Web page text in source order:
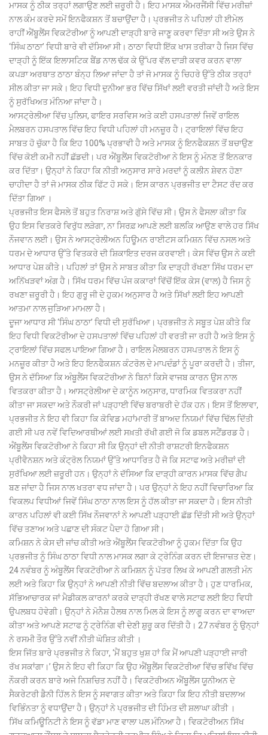
ਮਾਸਕ ਨੂੰ ਠੀਕ ਤਰ੍ਹਾਂ ਲਗਾਉਣ ਲਈ ਜ਼ਰੂਰੀ ਹੈ। ਇਹ ਮਾਸਕ ਐਮਰਜੈਂਸੀ ਵਿੱਚ ਮਰੀਜ਼ਾਂ
ਨਾਲ ਕੰਮ ਕਰਦੇ ਸਮੇਂ ਇਨਫੈਕਸ਼ਨ ਤੋਂ ਬਚਾਉਂਦਾ ਹੈ। ਪ੍ਰਭਜੀਤ ਨੇ ਪਹਿਲਾਂ ਹੀ ਈਮੇਲ
ਰਾਹੀਂ ਐਂਬੂਲੈਂਸ ਵਿਕਟੋਰੀਆ ਨੂੰ ਆਪਣੀ ਦਾੜ੍ਹੀ ਬਾਰੇ ਜਾਣੂ ਕਰਵਾ ਦਿੱਤਾ ਸੀ ਅਤੇ ਉਸ ਨੇ
‘ਸਿੰਘ ਠਾਠਾ’ ਵਿਧੀ ਬਾਰੇ ਵੀ ਦੱਸਿਆ ਸੀ। ਠਾਠਾ ਵਿਧੀ ਇੱਕ ਖਾਸ ਤਰੀਕਾ ਹੈ ਜਿਸ ਵਿੱਚ
ਦਾੜ੍ਹੀ ਨੂੰ ਇੱਕ ਇਲਾਸਟਿਕ ਬੈਂਡ ਨਾਲ ਢੱਕ ਕੇ ਉੱਪਰ ਵੱਲ ਦਾੜੀ ਕਵਰ ਕਰਨ ਵਾਲਾ
ਕਪੜਾ ਅਰਥਾਤ ਠਾਠਾ ਬੰਨ੍ਹ ਲਿਆ ਜਾਂਦਾ ਹੈ ਤਾਂ ਜੋ ਮਾਸਕ ਨੂੰ ਚਿਹਰੇ ਉੱਤੇ ਠੀਕ ਤਰ੍ਹਾਂ
ਸੀਲ ਕੀਤਾ ਜਾ ਸਕੇ। ਇਹ ਵਿਧੀ ਦੁਨੀਆ ਭਰ ਵਿੱਚ ਸਿੱਖਾਂ ਲਈ ਵਰਤੀ ਜਾਂਦੀ ਹੈ ਅਤੇ ਇਸ
ਨੂੰ ਸੁਰੱਖਿਅਤ ਮੰਨਿਆ ਜਾਂਦਾ ਹੈ।
ਆਸਟ੍ਰੇਲੀਆ ਵਿੱਚ ਪੁਲਿਸ, ਫਾਇਰ ਸਰਵਿਸ ਅਤੇ ਕਈ ਹਸਪਤਾਲਾਂ ਜਿਵੇਂ ਰਾਇਲ
ਮੈਲਬਰਨ ਹਸਪਤਾਲ ਵਿੱਚ ਇਹ ਵਿਧੀ ਪਹਿਲਾਂ ਹੀ ਮਨਜ਼ੂਰ ਹੈ। ਟ੍ਰਾਇਲਾਂ ਵਿੱਚ ਇਹ
ਸਾਬਤ ਹੋ ਚੁੱਕਾ ਹੈ ਕਿ ਇਹ 100% ਪ੍ਰਭਾਵੀ ਹੈ ਅਤੇ ਮਾਸਕ ਨੂੰ ਇਨਫੈਕਸ਼ਨ ਤੋਂ ਬਚਾਉਣ
ਵਿੱਚ ਕੋਈ ਕਮੀ ਨਹੀਂ ਛੱਡਦੀ। ਪਰ ਐਂਬੂਲੈਂਸ ਵਿਕਟੋਰੀਆ ਨੇ ਇਸ ਨੂੰ ਮੰਨਣ ਤੋਂ ਇਨਕਾਰ
ਕਰ ਦਿੱਤਾ। ਉਨ੍ਹਾਂ ਨੇ ਕਿਹਾ ਕਿ ਨੀਤੀ ਅਨੁਸਾਰ ਸਾਰੇ ਮਰਦਾਂ ਨੂੰ ਕਲੀਨ ਸ਼ੇਵਨ ਹੋਣਾ
ਚਾਹੀਦਾ ਹੈ ਤਾਂ ਜੋ ਮਾਸਕ ਠੀਕ ਫਿੱਟ ਹੋ ਸਕੇ। ਇਸ ਕਾਰਨ ਪ੍ਰਭਜੀਤ ਦਾ ਟੈਸਟ ਰੱਦ ਕਰ
ਦਿੱਤਾ ਗਿਆ ।
ਪ੍ਰਭਜੀਤ ਇਸ ਫੈਸਲੇ ਤੋਂ ਬਹੁਤ ਨਿਰਾਸ਼ ਅਤੇ ਗੁੱਸੇ ਵਿੱਚ ਸੀ। ਉਸ ਨੇ ਫੈਸਲਾ ਕੀਤਾ ਕਿ
ਉਹ ਇਸ ਵਿਤਕਰੇ ਵਿਰੁੱਧ ਲੜੇਗਾ, ਨਾ ਸਿਰਫ਼ ਆਪਣੇ ਲਈ ਬਲਕਿ ਆਉਣ ਵਾਲੇ ਹਰ ਸਿੱਖ
ਨੌਜਵਾਨ ਲਈ। ਉਸ ਨੇ ਆਸਟ੍ਰੇਲੀਅਨ ਹਿਊਮਨ ਰਾਈਟਸ ਕਮਿਸ਼ਨ ਵਿੱਚ ਨਸਲ ਅਤੇ
ਧਰਮ ਦੇ ਆਧਾਰ ਉੱਤੇ ਵਿਤਕਰੇ ਦੀ ਸ਼ਿਕਾਇਤ ਦਰਜ ਕਰਵਾਈ। ਕੇਸ ਵਿੱਚ ਉਸ ਨੇ ਕਈ
ਆਧਾਰ ਪੇਸ਼ ਕੀਤੇ। ਪਹਿਲਾਂ ਤਾਂ ਉਸ ਨੇ ਸਾਬਤ ਕੀਤਾ ਕਿ ਦਾੜ੍ਹੀ ਰੱਖਣਾ ਸਿੱਖ ਧਰਮ ਦਾ
ਅਨਿੱਖੜਵਾਂ ਅੰਗ ਹੈ। ਸਿੱਖ ਧਰਮ ਵਿੱਚ ਪੰਜ ਕਕਾਰਾਂ ਵਿੱਚੋਂ ਇੱਕ ਕੇਸ (ਵਾਲ) ਹੈ ਜਿਸ ਨੂੰ
ਰਖਣਾ ਜ਼ਰੂਰੀ ਹੈ। ਇਹ ਗੁਰੂ ਜੀ ਦੇ ਹੁਕਮ ਅਨੁਸਾਰ ਹੈ ਅਤੇ ਸਿੱਖਾਂ ਲਈ ਇਹ ਆਪਣੀ
ਆਤਮਾ ਨਾਲ ਜੁੜਿਆ ਮਾਮਲਾ ਹੈ।
ਦੂਜਾ ਆਧਾਰ ਸੀ ‘ਸਿੰਘ ਠਾਠਾ’ ਵਿਧੀ ਦੀ ਸੁਰੱਖਿਆ। ਪ੍ਰਭਜੀਤ ਨੇ ਸਬੂਤ ਪੇਸ਼ ਕੀਤੇ ਕਿ
ਇਹ ਵਿਧੀ ਵਿਕਟੋਰੀਆ ਦੇ ਹਸਪਤਾਲਾਂ ਵਿੱਚ ਪਹਿਲਾਂ ਹੀ ਵਰਤੀ ਜਾ ਰਹੀ ਹੈ ਅਤੇ ਇਸ ਨੂੰ
ਟ੍ਰਾਇਲਾਂ ਵਿੱਚ ਸਫਲ ਪਾਇਆ ਗਿਆ ਹੈ। ਰਾਇਲ ਮੈਲਬਰਨ ਹਸਪਤਾਲ ਨੇ ਇਸ ਨੂੰ
ਮਨਜ਼ੂਰ ਕੀਤਾ ਹੈ ਅਤੇ ਇਹ ਇਨਫੈਕਸ਼ਨ ਕੰਟਰੋਲ ਦੇ ਮਾਪਦੰਡਾਂ ਨੂੰ ਪੂਰਾ ਕਰਦੀ ਹੈ। ਤੀਜਾ,
ਉਸ ਨੇ ਦੱਸਿਆ ਕਿ ਅੰਬੂਲੈਂਸ ਵਿਕਟੋਰੀਆ ਨੇ ਬਿਨਾਂ ਕਿਸੇ ਵਾਜਬ ਕਾਰਨ ਉਸ ਨਾਲ
ਵਿਤਕਰਾ ਕੀਤਾ ਹੈ। ਆਸਟ੍ਰੇਲੀਆ ਦੇ ਕਾਨੂੰਨ ਅਨੁਸਾਰ, ਧਾਰਮਿਕ ਵਿਤਕਰਾ ਨਹੀਂ
ਕੀਤਾ ਜਾ ਸਕਦਾ ਅਤੇ ਨੌਕਰੀ ਜਾਂ ਪੜ੍ਹਾਈ ਵਿੱਚ ਬਰਾਬਰੀ ਦੇ ਹੱਕ ਹਨ। ਇਸ ਤੋਂ ਇਲਾਵਾ,
ਪ੍ਰਭਜੀਤ ਨੇ ਇਹ ਵੀ ਕਿਹਾ ਕਿ ਕੋਵਿਡ ਮਹਾਂਮਾਰੀ ਤੋਂ ਬਾਅਦ ਨਿਯਮਾਂ ਵਿੱਚ ਢਿੱਲ ਦਿੱਤੀ
ਗਈ ਸੀ ਪਰ ਨਵੇਂ ਵਿਦਿਆਰਥੀਆਂ ਲਈ ਸਖ਼ਤੀ ਰੱਖੀ ਗਈ ਜੋ ਕਿ ਡਬਲ ਸਟੈਂਡਰਡ ਹੈ।
ਐਂਬੂਲੈਂਸ ਵਿਕਟੋਰੀਆ ਨੇ ਕਿਹਾ ਸੀ ਕਿ ਉਨ੍ਹਾਂ ਦੀ ਨੀਤੀ ਰਾਸ਼ਟਰੀ ਇਨਫੈਕਸ਼ਨ
ਪ੍ਰੀਵੈਨਸ਼ਨ ਅਤੇ ਕੰਟ੍ਰੋਲ ਨਿਯਮਾਂ ਉੱਤੇ ਆਧਾਰਿਤ ਹੈ ਜੋ ਕਿ ਸਟਾਫ ਅਤੇ ਮਰੀਜ਼ਾਂ ਦੀ
ਸੁਰੱਖਿਆ ਲਈ ਜ਼ਰੂਰੀ ਹਨ। ਉਨ੍ਹਾਂ ਨੇ ਦੱਸਿਆ ਕਿ ਦਾੜ੍ਹੀ ਕਾਰਨ ਮਾਸਕ ਵਿੱਚ ਗੈਪ
ਬਣ ਜਾਂਦਾ ਹੈ ਜਿਸ ਨਾਲ ਖਤਰਾ ਵਧ ਜਾਂਦਾ ਹੈ। ਪਰ ਉਨ੍ਹਾਂ ਨੇ ਇਹ ਨਹੀਂ ਵਿਚਾਰਿਆ ਕਿ
ਵਿਕਲਪ ਵਿਧੀਆਂ ਜਿਵੇਂ ਸਿੰਘ ਠਾਠਾ ਨਾਲ ਇਸ ਨੂੰ ਹੱਲ ਕੀਤਾ ਜਾ ਸਕਦਾ ਹੈ। ਇਸ ਨੀਤੀ
ਕਾਰਨ ਪਹਿਲਾਂ ਵੀ ਕਈ ਸਿੱਖ ਨੌਜਵਾਨਾਂ ਨੇ ਆਪਣੀ ਪੜ੍ਹਾਈ ਛੱਡ ਦਿੱਤੀ ਸੀ ਅਤੇ ਉਨ੍ਹਾਂ
ਵਿੱਚ ਤਣਾਅ ਅਤੇ ਪਛਾਣ ਦੀ ਸੰਕਟ ਪੈਦਾ ਹੋ ਗਿਆ ਸੀ।
ਕਮਿਸ਼ਨ ਨੇ ਕੇਸ ਦੀ ਜਾਂਚ ਕੀਤੀ ਅਤੇ ਐਂਬੂਲੈਂਸ ਵਿਕਟੋਰੀਆ ਨੂੰ ਹੁਕਮ ਦਿੱਤਾ ਕਿ ਉਹ
ਪ੍ਰਭਜੀਤ ਨੂੰ ਸਿੰਘ ਠਾਠਾ ਵਿਧੀ ਨਾਲ ਮਾਸਕ ਲਗਾ ਕੇ ਟ੍ਰੇਨਿੰਗ ਕਰਨ ਦੀ ਇਜਾਜ਼ਤ ਦੇਣ।
24 ਨਵੰਬਰ ਨੂੰ ਅੰਬੂਲੈਂਸ ਵਿਕਟੋਰੀਆ ਨੇ ਕਮਿਸ਼ਨ ਨੂੰ ਪੱਤਰ ਲਿਖ ਕੇ ਆਪਣੀ ਗਲਤੀ ਮੰਨ
ਲਈ ਅਤੇ ਕਿਹਾ ਕਿ ਉਨ੍ਹਾਂ ਨੇ ਆਪਣੀ ਨੀਤੀ ਵਿੱਚ ਬਦਲਾਅ ਕੀਤਾ ਹੈ। ਹੁਣ ਧਾਰਮਿਕ,
ਸੱਭਿਆਚਾਰਕ ਜਾਂ ਮੈਡੀਕਲ ਕਾਰਨਾਂ ਕਰਕੇ ਦਾੜ੍ਹੀ ਰੱਖਣ ਵਾਲੇ ਸਟਾਫ ਲਈ ਇਹ ਵਿਧੀ
ਉਪਲਬਧ ਹੋਵੇਗੀ। ਉਨ੍ਹਾਂ ਨੇ ਮੋਨੈਸ਼ ਹੈਲਥ ਨਾਲ ਮਿਲ ਕੇ ਇਸ ਨੂੰ ਲਾਗੂ ਕਰਨ ਦਾ ਵਾਅਦਾ
ਕੀਤਾ ਅਤੇ ਆਪਣੇ ਸਟਾਫ ਨੂੰ ਟ੍ਰੇਨਿੰਗ ਵੀ ਦੇਣੀ ਸ਼ੁਰੂ ਕਰ ਦਿੱਤੀ ਹੈ। 27 ਨਵੰਬਰ ਨੂੰ ਉਨ੍ਹਾਂ
ਨੇ ਰਸਮੀ ਤੌਰ ਉੱਤੇ ਨਵੀਂ ਨੀਤੀ ਘੋਸ਼ਿਤ ਕੀਤੀ ।
ਇਸ ਜਿੱਤ ਬਾਰੇ ਪ੍ਰਭਜੀਤ ਨੇ ਕਿਹਾ, ‘ਮੈਂ ਬਹੁਤ ਖੁਸ਼ ਹਾਂ ਕਿ ਮੈਂ ਆਪਣੀ ਪੜ੍ਹਾਈ ਜਾਰੀ
ਰੱਖ ਸਕਾਂਗਾ।’ ਉਸ ਨੇ ਇਹ ਵੀ ਕਿਹਾ ਕਿ ਉਹ ਐਂਬੂਲੈਂਸ ਵਿਕਟੋਰੀਆ ਵਿੱਚ ਭਵਿੱਖ ਵਿੱਚ
ਨੌਕਰੀ ਕਰਨ ਬਾਰੇ ਅਜੇ ਨਿਸ਼ਚਿਤ ਨਹੀਂ ਹੈ। ਵਿਕਟੋਰੀਅਨ ਐਂਬੂਲੈਂਸ ਯੂਨੀਅਨ ਦੇ
ਸੈਕਰੇਟਰੀ ਡੈਨੀ ਹਿੱਲ ਨੇ ਇਸ ਨੂੰ ਸਵਾਗਤ ਕੀਤਾ ਅਤੇ ਕਿਹਾ ਕਿ ਇਹ ਨੀਤੀ ਬਦਲਾਅ
ਵਿਭਿੰਨਤਾ ਨੂੰ ਵਧਾਉਂਦਾ ਹੈ। ਉਨ੍ਹਾਂ ਨੇ ਪ੍ਰਭਜੀਤ ਦੀ ਹਿੰਮਤ ਦੀ ਸ਼ਲਾਘਾ ਕੀਤੀ ।
ਸਿੱਖ ਕਮਿਊਨਿਟੀ ਨੇ ਇਸ ਨੂੰ ਵੱਡਾ ਮਾਣ ਵਾਲਾ ਪਲ ਮੰਨਿਆ ਹੈ। ਵਿਕਟੋਰੀਅਨ ਸਿੱਖ